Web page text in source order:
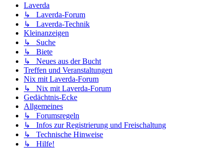
Laverda
↳ Laverda-Forum
↳ Laverda-Technik
Kleinanzeigen
↳ Suche
↳ Biete
↳ Neues aus der Bucht
Treffen und Veranstaltungen
Nix mit Laverda-Forum
↳ Nix mit Laverda-Forum
Gedächtnis-Ecke
Allgemeines
↳ Forumsregeln
↳ Infos zur Registrierung und Freischaltung
↳ Technische Hinweise
↳ Hilfe!